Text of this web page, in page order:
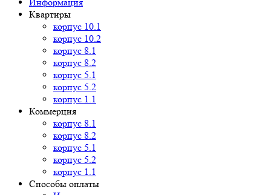
Квартиры
корпус 10.1
корпус 10.2
корпус 8.1
корпус 8.2
корпус 5.1
корпус 5.2
корпус 1.1
Коммерция
корпус 8.1
корпус 8.2
корпус 5.1
корпус 5.2
корпус 1.1
Способы оплаты